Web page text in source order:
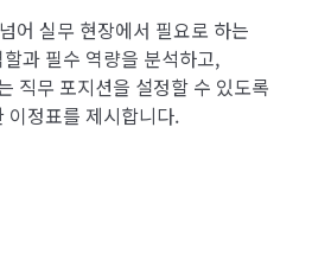
어 실무 현장에서 필요로 하는
과 필수 역량을 분석하고,
직무 포지션을 설정할 수 있도록
이정표를 제시합니다.